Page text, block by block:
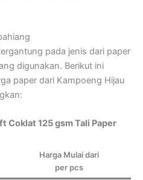
pada jenis dari paper
digunakan. Berikut ini
paper dari Kampoeng Hijau
Coklat 125 gsm Tali Paper
Harga Mulai dari
per pcs